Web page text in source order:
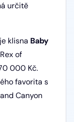
určitě
klisna Baby
of
000 Kč.
favorita s
Canyon